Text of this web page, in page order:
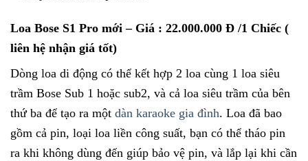
Loa Bose S1 Pro mới – Giá : 22.000.000 Đ /1 Chiếc (
liên hệ nhận giá tốt)
Dòng loa di động có thể kết hợp 2 loa cùng 1 loa siêu
trầm Bose Sub 1 hoặc sub2, và cả loa siêu trầm của bên
thứ ba để tạo ra một dàn karaoke gia đình. Loa đã bao
gồm cả pin, loại loa liền công suất, bạn có thể tháo pin
ra khi không dùng đến giúp bảo vệ pin, và lắp lại khi cần